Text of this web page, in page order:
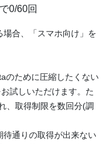
0/60回
合、「スマホ向け」を
のために圧縮したくない
試しいただけます。た
、取得制限を数回分(調
通りの取得が出来ない